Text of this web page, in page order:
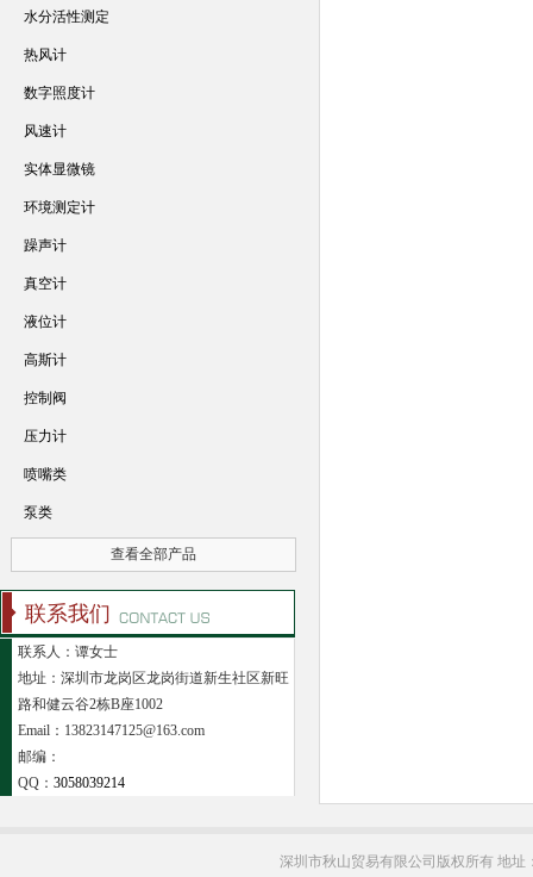
水分活性测定
热风计
数字照度计
风速计
实体显微镜
环境测定计
躁声计
真空计
液位计
高斯计
控制阀
压力计
喷嘴类
泵类
查看全部产品
联系我们
联系人：谭女士
地址：深圳市龙岗区龙岗街道新生社区新旺
路和健云谷2栋B座1002
Email：13823147125@163.com
邮编：
QQ： 3058039214
深圳市秋山贸易有限公司版权所有 地址